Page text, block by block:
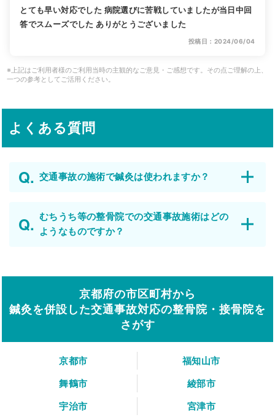
とても早い対応でした 病院選びに苦戦していましたが当日中回
答でスムーズでした ありがとうございました
投稿日：2024/06/04
※上記はご利用者様のご利用当時の主観的なご意見・ご感想です。その点ご理解の上、
一つの参考としてご活用ください。
よくある質問
交通事故の施術で鍼灸は使われますか？
むちうち等の整骨院での交通事故施術はどの
ようなものですか？
京都府の市区町村から
鍼灸を併設した交通事故対応の整骨院・接骨院を
さがす
京都市
福知山市
舞鶴市
綾部市
宇治市
宮津市